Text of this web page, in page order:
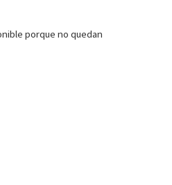
porque no quedan